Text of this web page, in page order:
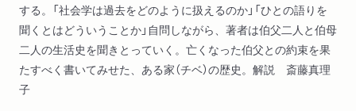
する。「社会学は過去をどのように扱えるのか」「ひとの語りを
聞くとはどういうことか」自問しながら、著者は伯父二人と伯母
二人の生活史を聞きとっていく。亡くなった伯父との約束を果
たすべく書いてみせた、ある家（チベ）の歴史。解説 斎藤真理
子